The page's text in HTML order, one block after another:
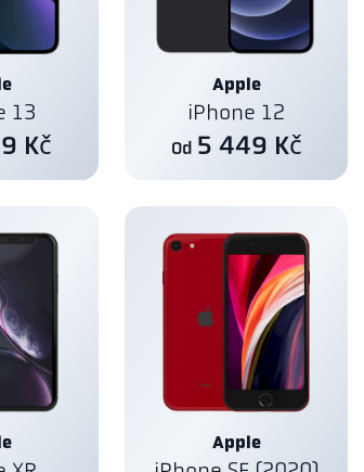
13
Kč
Apple
iPhone 12
Od 5 449 Kč
Apple